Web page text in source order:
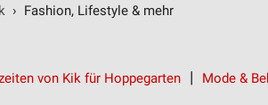
› Fashion, Lifestyle & mehr‎
von Kik für Hoppegarten Mode &